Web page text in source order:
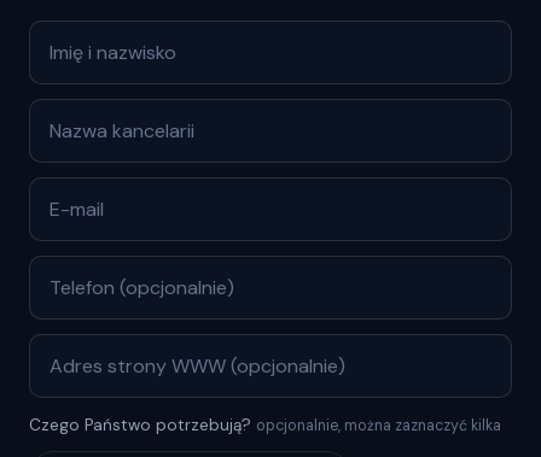
Czego Państwo potrzebują? opcjonalnie, można zaznaczyć kilka